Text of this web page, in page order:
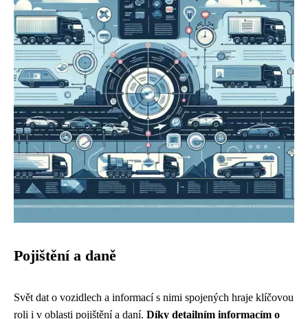
Pojištění a daně
Svět dat o vozidlech a informací s nimi spojených hraje klíčovou
roli i v oblasti pojištění a daní. Díky detailním informacím o